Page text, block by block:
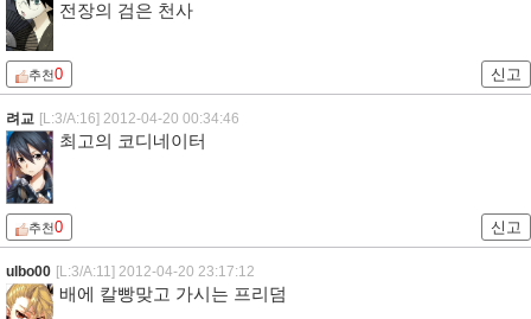
전장의 검은 천사
추천0 신고
려교 [L:3/A:16] 2012-04-20 00:34:46
최고의 코디네이터
추천0 신고
ulbo00 [L:3/A:11] 2012-04-20 23:17:12
배에 칼빵맞고 가시는 프리덤